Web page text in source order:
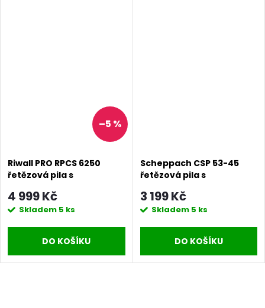
–5 %
Riwall PRO RPCS 6250
řetězová pila s
cm3
4 999 Kč
Skladem 5 ks
DO KOŠÍKU
Scheppach CSP 53-45
řetězová pila s
cm3
3 199 Kč
Skladem 5 ks
DO KOŠÍKU